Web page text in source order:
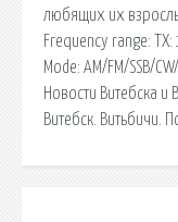
любящих их
Frequency range:
Mode: AM/FM/SSB/
Новости Витебска и
Витебск. Витьбичи.